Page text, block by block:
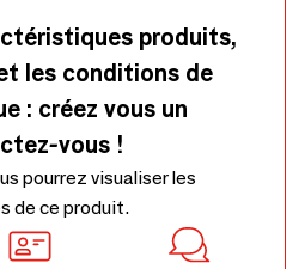
produits,
les conditions de
: créez vous un
vous !
pourrez visualiser les
de ce produit.